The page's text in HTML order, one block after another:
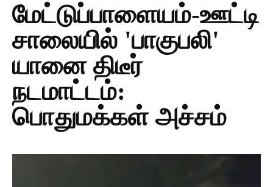
மேட்டுப்பாளையம்-ஊட்டி
சாலையில் 'பாகுபலி'
யானை திடீர்
நடமாட்டம்:
பொதுமக்கள் அச்சம்